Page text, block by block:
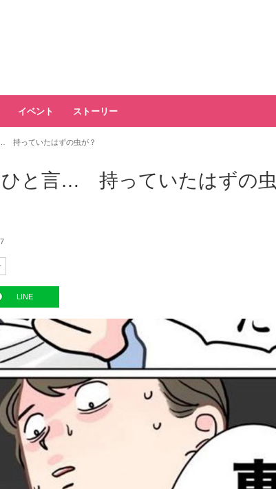
イベント ストーリー
… 持っていたはずの虫が？
ひと言… 持っていたはずの虫
LINE